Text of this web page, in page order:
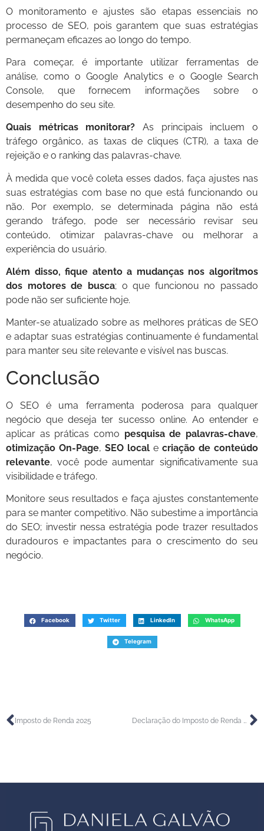
O monitoramento e ajustes são etapas essenciais no
processo de SEO, pois garantem que suas estratégias
permaneçam eficazes ao longo do tempo.
Para começar, é importante utilizar ferramentas de
análise, como o Google Analytics e o Google Search
Console, que fornecem informações sobre o
desempenho do seu site.
Quais métricas monitorar? As principais incluem o
tráfego orgânico, as taxas de cliques (CTR), a taxa de
rejeição e o ranking das palavras-chave.
À medida que você coleta esses dados, faça ajustes nas
suas estratégias com base no que está funcionando ou
não. Por exemplo, se determinada página não está
gerando tráfego, pode ser necessário revisar seu
conteúdo, otimizar palavras-chave ou melhorar a
experiência do usuário.
Além disso, fique atento a mudanças nos algoritmos
dos motores de busca; o que funcionou no passado
pode não ser suficiente hoje.
Manter-se atualizado sobre as melhores práticas de SEO
e adaptar suas estratégias continuamente é fundamental
para manter seu site relevante e visível nas buscas.
Conclusão
O SEO é uma ferramenta poderosa para qualquer
negócio que deseja ter sucesso online. Ao entender e
aplicar as práticas como pesquisa de palavras-chave,
otimização On-Page, SEO local e criação de conteúdo
relevante, você pode aumentar significativamente sua
visibilidade e tráfego.
Monitore seus resultados e faça ajustes constantemente
para se manter competitivo. Não subestime a importância
do SEO; investir nessa estratégia pode trazer resultados
duradouros e impactantes para o crescimento do seu
negócio.
Facebook Twitter LinkedIn WhatsApp
Telegram
Imposto de Renda 2025 Declaração do Imposto de Renda – Dicas Importantes